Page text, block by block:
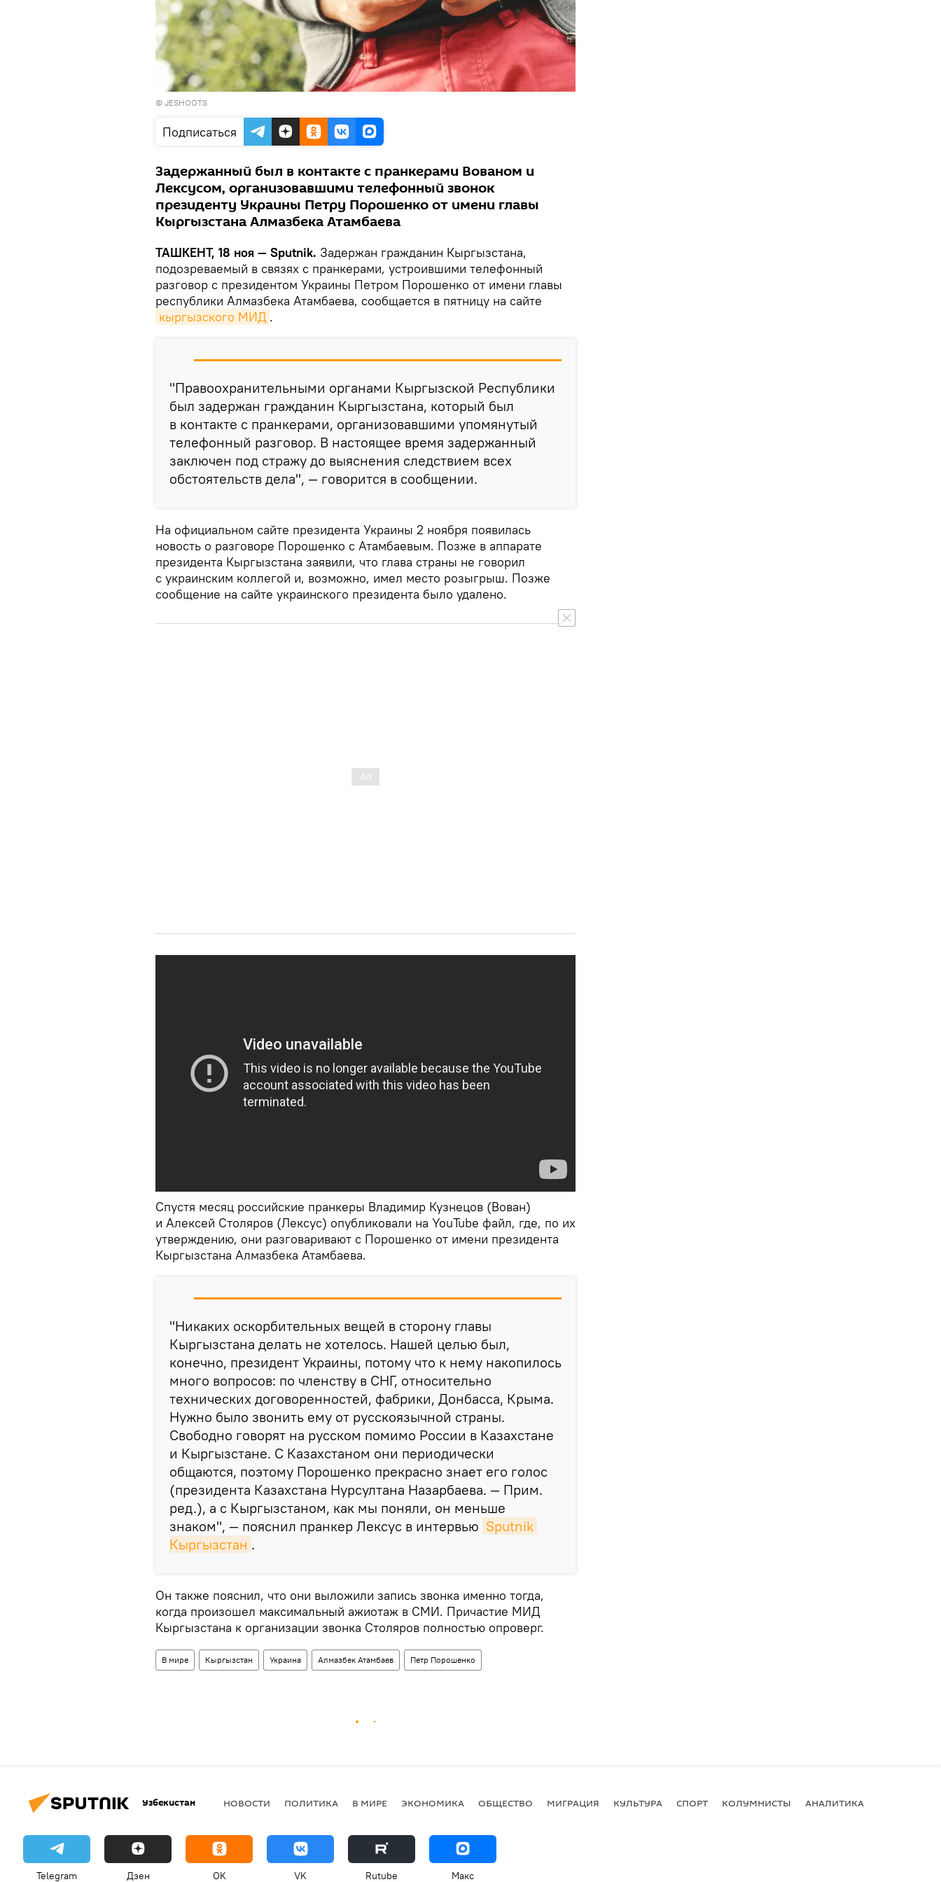
© JESHOOTS
Подписаться
Задержанный был в контакте с пранкерами Вованом и
Лексусом, организовавшими телефонный звонок
президенту Украины Петру Порошенко от имени главы
Кыргызстана Алмазбека Атамбаева
ТАШКЕНТ, 18 ноя — Sputnik. Задержан гражданин Кыргызстана,
подозреваемый в связях с пранкерами, устроившими телефонный
разговор с президентом Украины Петром Порошенко от имени главы
республики Алмазбека Атамбаева, сообщается в пятницу на сайте
кыргызского МИД .
"Правоохранительными органами Кыргызской Республики
был задержан гражданин Кыргызстана, который был
в контакте с пранкерами, организовавшими упомянутый
телефонный разговор. В настоящее время задержанный
заключен под стражу до выяснения следствием всех
обстоятельств дела", — говорится в сообщении.
На официальном сайте президента Украины 2 ноября появилась
новость о разговоре Порошенко с Атамбаевым. Позже в аппарате
президента Кыргызстана заявили, что глава страны не говорил
с украинским коллегой и, возможно, имел место розыгрыш. Позже
сообщение на сайте украинского президента было удалено.
Спустя месяц российские пранкеры Владимир Кузнецов (Вован)
и Алексей Столяров (Лексус) опубликовали на YouTube файл, где, по их
утверждению, они разговаривают с Порошенко от имени президента
Кыргызстана Алмазбека Атамбаева.
"Никаких оскорбительных вещей в сторону главы
Кыргызстана делать не хотелось. Нашей целью был,
конечно, президент Украины, потому что к нему накопилось
много вопросов: по членству в СНГ, относительно
технических договоренностей, фабрики, Донбасса, Крыма.
Нужно было звонить ему от русскоязычной страны.
Свободно говорят на русском помимо России в Казахстане
и Кыргызстане. С Казахстаном они периодически
общаются, поэтому Порошенко прекрасно знает его голос
(президента Казахстана Нурсултана Назарбаева. — Прим.
ред.), а с Кыргызстаном, как мы поняли, он меньше
знаком", — пояснил пранкер Лексус в интервью Sputnik
Кыргызстан .
Он также пояснил, что они выложили запись звонка именно тогда,
когда произошел максимальный ажиотаж в СМИ. Причастие МИД
Кыргызстана к организации звонка Столяров полностью опроверг.
В мире Кыргызстан Украина Алмазбек Атамбаев Петр Порошенко
Узбекистан НОВОСТИ ПОЛИТИКА В МИРЕ ЭКОНОМИКА ОБЩЕСТВО МИГРАЦИЯ КУЛЬТУРА СПОРТ КОЛУМНИСТЫ АНАЛИТИКА
Telegram Дзен OK VK Rutube Макс